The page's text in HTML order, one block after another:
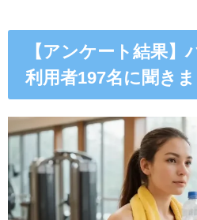
【アンケート結果】
利用者197名に聞きま